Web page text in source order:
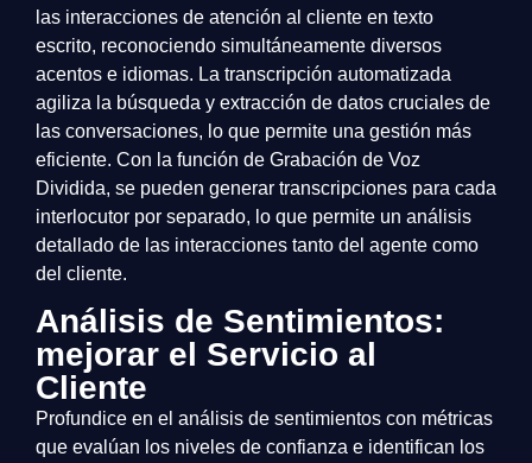
las interacciones de atención al cliente en texto
escrito, reconociendo simultáneamente diversos
acentos e idiomas. La transcripción automatizada
agiliza la búsqueda y extracción de datos cruciales de
las conversaciones, lo que permite una gestión más
eficiente. Con la función de Grabación de Voz
Dividida, se pueden generar transcripciones para cada
interlocutor por separado, lo que permite un análisis
detallado de las interacciones tanto del agente como
del cliente.
Análisis de Sentimientos:
mejorar el Servicio al
Cliente
Profundice en el análisis de sentimientos con métricas
que evalúan los niveles de confianza e identifican los